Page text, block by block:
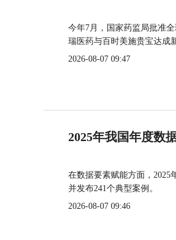
今年7月，国家药监局批准
瑞医药与百时美施贵宝达成
2026-08-07 09:47
2025年我国年度数
在数据要素赋能方面，2025
并发布241个典型案例。
2026-08-07 09:46